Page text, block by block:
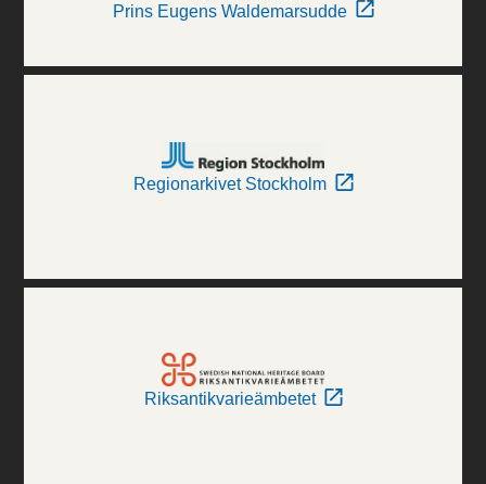
Prins Eugens Waldemarsudde
Regionarkivet Stockholm
Riksantikvarieämbetet